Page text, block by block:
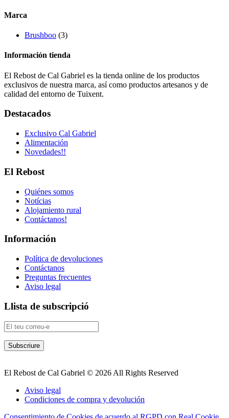
Marca
Brushboo (3)
Información tienda
El Rebost de Cal Gabriel es la tienda online de los productos
exclusivos de nuestra marca, así como productos artesanos y de
calidad del entorno de Tuixent.
Destacados
Exclusivo Cal Gabriel
Alimentación
Novedades!!
El Rebost
Quiénes somos
Notícias
Alojamiento rural
Contáctanos!
Información
Política de devoluciones
Contáctanos
Preguntas frecuentes
Aviso legal
Llista de subscripció
El Rebost de Cal Gabriel © 2026 All Rights Reserved
Aviso legal
Condiciones de compra y devolución